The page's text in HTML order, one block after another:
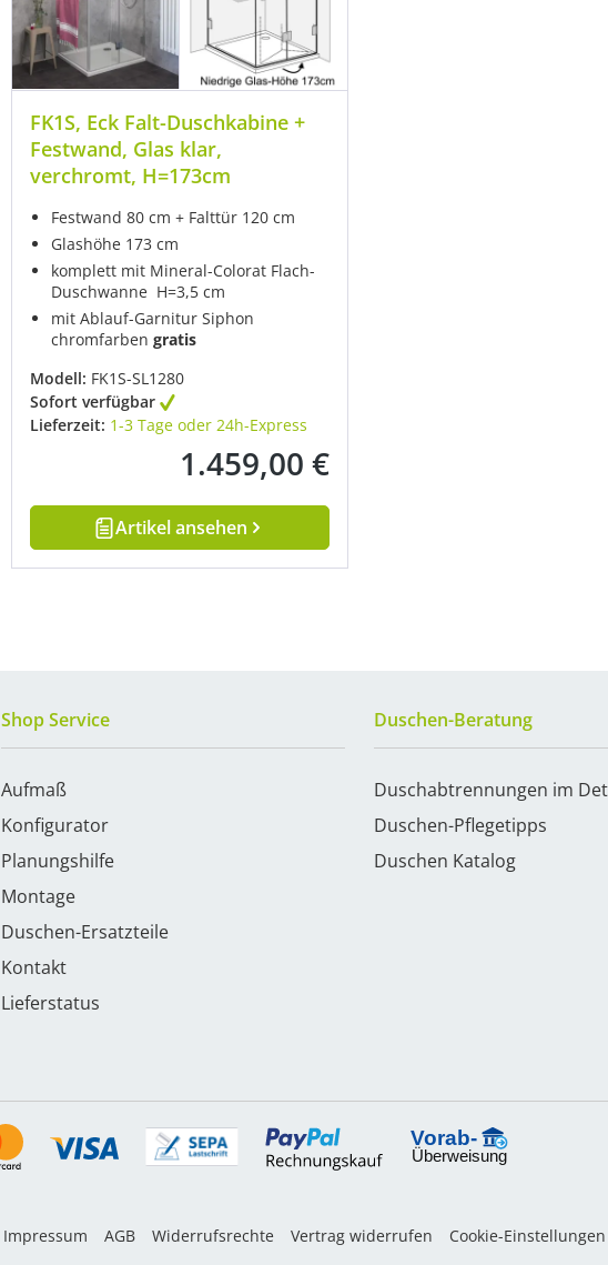
FK1S, Eck Falt-Duschkabine +
Festwand, Glas klar,
verchromt, H=173cm
Festwand 80 cm + Falttür 120 cm
Glashöhe 173 cm
komplett mit Mineral-Colorat Flach-
Duschwanne H=3,5 cm
mit Ablauf-Garnitur Siphon
chromfarben gratis
Modell: FK1S-SL1280
Sofort verfügbar
Lieferzeit: 1-3 Tage oder 24h-Express
Regulärer Preis:
1.459,00 €
Artikel ansehen
Shop Service
Aufmaß
Konfigurator
Planungshilfe
Montage
Duschen-Ersatzteile
Kontakt
Lieferstatus
Duschen-Beratung
Duschabtrennungen im
Duschen-Pflegetipps
Duschen Katalog
Impressum AGB Widerrufsrechte Vertrag widerrufen Cookie-Einstellungen